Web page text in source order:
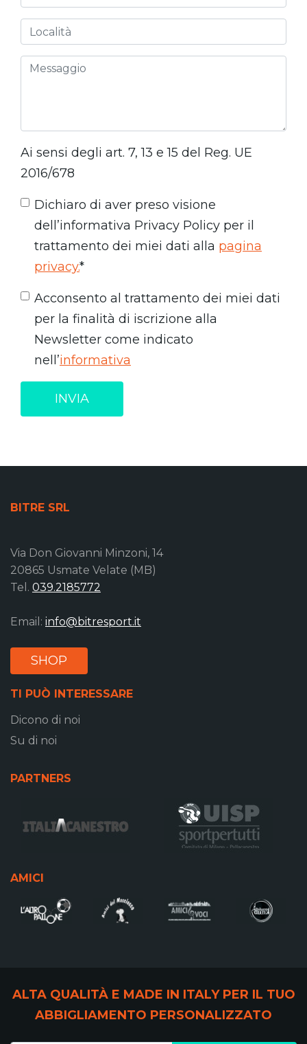
Ai sensi degli art. 7, 13 e 15 del Reg. UE
2016/678
Dichiaro di aver preso visione
dell’informativa Privacy Policy per il
trattamento dei miei dati alla pagina
privacy.*
Acconsento al trattamento dei miei dati
per la finalità di iscrizione alla
Newsletter come indicato
nell’informativa
INVIA
BITRE SRL
Via Don Giovanni Minzoni, 14
20865 Usmate Velate (MB)
Tel. 039.2185772
Email: info@bitresport.it
SHOP
TI PUÒ INTERESSARE
Dicono di noi
Su di noi
PARTNERS
AMICI
ALTA QUALITÀ E MADE IN ITALY PER IL TUO
ABBIGLIAMENTO PERSONALIZZATO